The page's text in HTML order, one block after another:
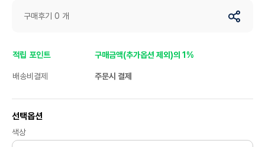
구매후기 0 개
적립 포인트 구매금액(추가옵션 제외)의 1%
배송비결제 주문시 결제
선택옵션
색상